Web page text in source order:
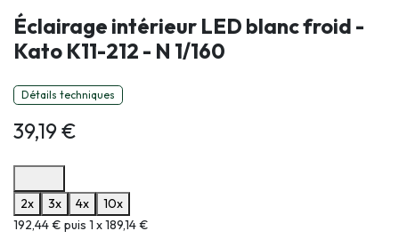
Éclairage intérieur LED blanc froid -
Kato K11-212 - N 1/160
Détails techniques
39,19€
2x
3x 4x
10x
Informations sur le plan de paiement sélectionné
192,44 € puis 1 x 189,14 €